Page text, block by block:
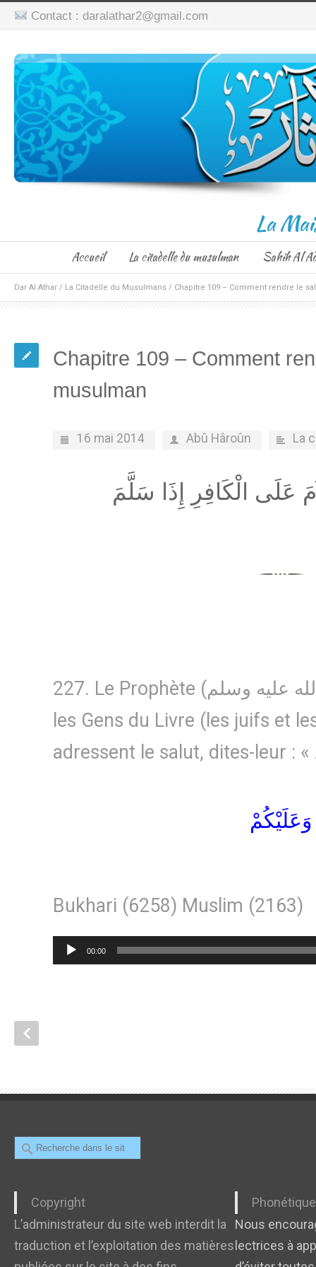
Contact : daralathar2@gmail.com
La
Accueil La citadelle du musulman Sahih Al
Dar Al Athar / La Citadelle du Musulmans / Chapitre 109 – Comment rendre le
Chapitre 109 – Comment
musulman
16 mai 2014 Abû Hâroûn La
عَلَى الْكَافِرِ إِذَا سَلَّمَ
227. Le Prophète (صلى الله عليه وسلم) a dit : Quand
les Gens du Livre (les juifs et
adressent le salut, dites-leur :
وَعَلَيْكُمْ
Bukhari (6258) Muslim (2163)
Lecteur
audio
00:00
Recherche
Copyright
L’administrateur du site web interdit la
traduction et l’exploitation des matières
Phonétique
Nous
lectrices à